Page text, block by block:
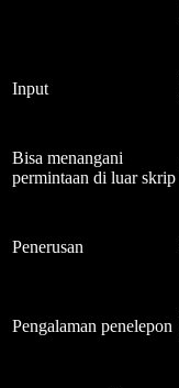
Input
Bisa menangani
permintaan di luar skrip
Penerusan
Pengalaman penelepon